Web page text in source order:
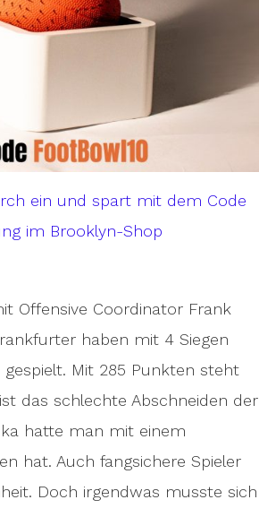
ein und spart mit dem Code
im Brooklyn-Shop
Offensive Coordinator Frank
haben mit 4 Siegen
gespielt. Mit 285 Punkten steht
das schlechte Abschneiden der
hatte man mit einem
hat. Auch fangsichere Spieler
Doch irgendwas musste sich